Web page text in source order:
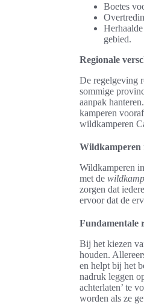
Boetes
gebied.
Regionale
De regelgeving
sommige
aanpak
kamperen
wildkamperen
Wildkamperen
Wildkamperen
met de
zorgen dat
ervoor dat de
Fundamentale
Bij het kiezen
houden.
en helpt bij het
nadruk leggen
achterlaten’ te
worden als ze